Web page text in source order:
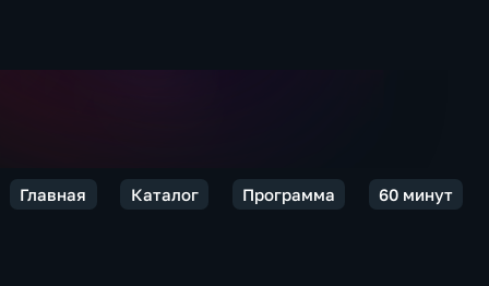
Главная Каталог Программа 60 минут